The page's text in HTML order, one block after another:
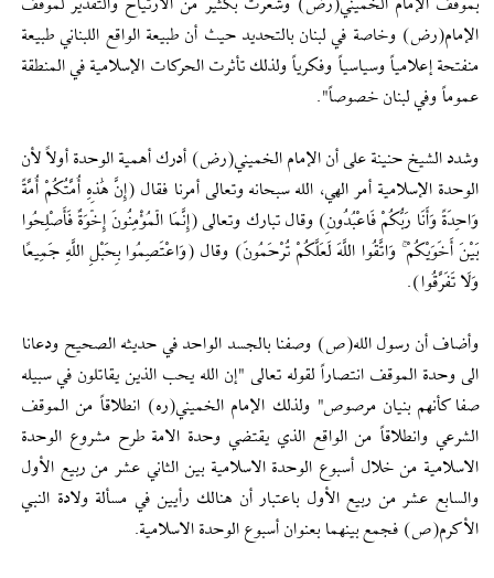
بموقف الإمام الخميني(رض) وشعرت بكثير من الارتياح والتقدير لموقف
الإمام(رض) وخاصة في لبنان بالتحديد حيث أن طبيعة الواقع اللبناني طبيعة
منفتحة إعلامياً وسياسياً وفكرياً ولذلك تأثرت الحركات الإسلامية في المنطقة
عموماً وفي لبنان خصوصاً".
وشدد الشيخ حنينة على أن الإمام الخميني(رض) أدرك أهمية الوحدة أولاً لأن
الوحدة الإسلامية أمر الهي، الله سبحانه وتعالى أمرنا فقال (إِنَّ هَٰذِهِ أُمَّتُكُمْ أُمَّةً
وَاحِدَةً وَأَنَا رَبُّكُمْ فَاعْبُدُونِ) وقال تبارك وتعالى (إِنَّمَا الْمُؤْمِنُونَ إِخْوَةٌ فَأَصْلِحُوا
بَيْنَ أَخَوَيْكُمْ ۚ وَاتَّقُوا اللَّهَ لَعَلَّكُمْ تُرْحَمُونَ) وقال (وَاعْتَصِمُوا بِحَبْلِ اللَّهِ جَمِیعًا
وَلَا تَفَرَّقُوا).
وأضاف أن رسول الله(ص) وصفنا بالجسد الواحد في حديثه الصحيح ودعانا
الى وحدة الموقف انتصاراً لقوله تعالى "إن الله يحب الذين يقاتلون في سبيله
صفا كأنهم بنيان مرصوص" ولذلك الإمام الخميني(ره) انطلاقاً من الموقف
الشرعي وانطلاقاً من الواقع الذي يقتضي وحدة الامة طرح مشروع الوحدة
الاسلامية من خلال أسبوع الوحدة الاسلامية بين الثاني عشر من ربيع الأول
والسابع عشر من ربيع الأول باعتبار أن هنالك رأيين في مسألة ولادة النبي
الأكرم(ص) فجمع بينهما بعنوان أسبوع الوحدة الاسلامية.